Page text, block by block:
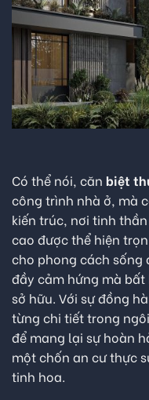
Có thể nói, căn biệt
công trình nhà ở, mà
kiến trúc, nơi tinh
cao được thể hiện
cho phong cách sống
đầy cảm hứng mà
sở hữu. Với sự đồng
từng chi tiết trong
để mang lại sự hoàn
một chốn an cư thực
tinh hoa.